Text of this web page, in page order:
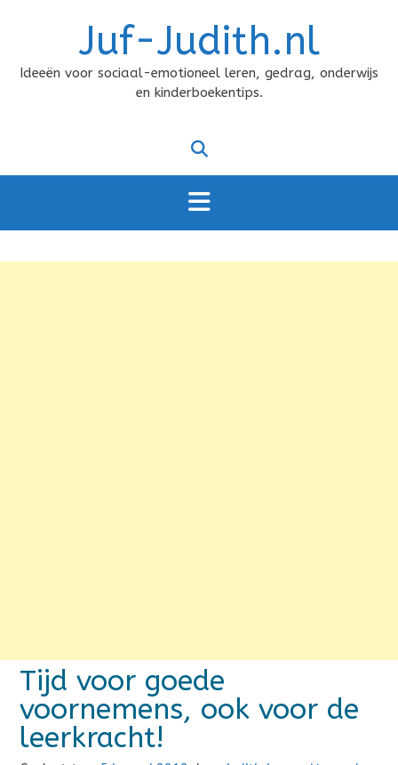
Juf-Judith.nl
Ideeën voor sociaal-emotioneel leren, gedrag, onderwijs
en kinderboekentips.
Tijd voor goede
voornemens, ook voor de
leerkracht!